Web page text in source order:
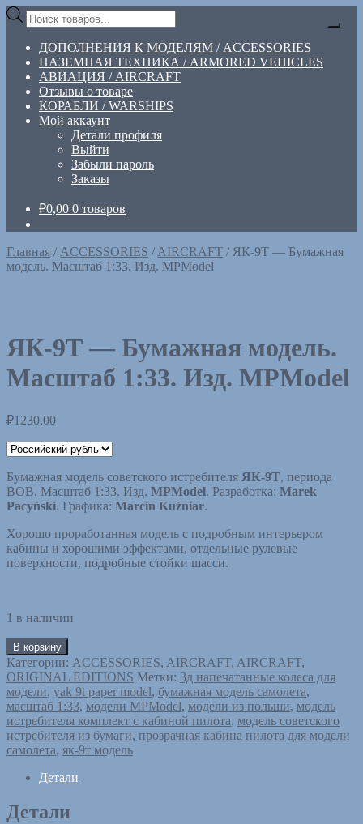
Перейти
навигации
Перейти
содержимому
Поиск
товаров
ДОПОЛНЕНИЯ К МОДЕЛЯМ / ACCESSORIES
НАЗЕМНАЯ ТЕХНИКА / ARMORED VEHICLES
АВИАЦИЯ / AIRCRAFT
Отзывы о товаре
КОРАБЛИ / WARSHIPS
Мой аккаунт
Детали профиля
Выйти
Забыли пароль
Заказы
₽0,00 0 товаров
Главная / ACCESSORIES /AIRCRAFT / ЯК-9Т — Бумажная
модель. Масштаб 1:33. Изд. MPModel
ЯК-9Т — Бумажная модель.
Масштаб 1:33. Изд. MPModel
₽1230,00
Бумажная модель советского истребителя ЯК-9Т, периода
ВОВ. Масштаб 1:33. Изд. MPModel. Разработка: Marek
Pacyński. Графика: Marcin Kuźniar.
Хорошо проработанная модель с подробным интерьером
кабины и хорошими эффектами, отдельные рулевые
поверхности, подробные стойки шасси.
1 в наличии
В корзину
Категории: ACCESSORIES, AIRCRAFT, AIRCRAFT,
ORIGINAL EDITIONS Метки: 3д напечатанные колеса для
модели, yak 9t paper model, бумажная модель самолета,
масштаб 1:33, модели MPModel, модели из польши, модель
истребителя комплект с кабиной пилота, модель советского
истребителя из бумаги, прозрачная кабина пилота для модели
самолета, як-9т модель
Детали
Детали